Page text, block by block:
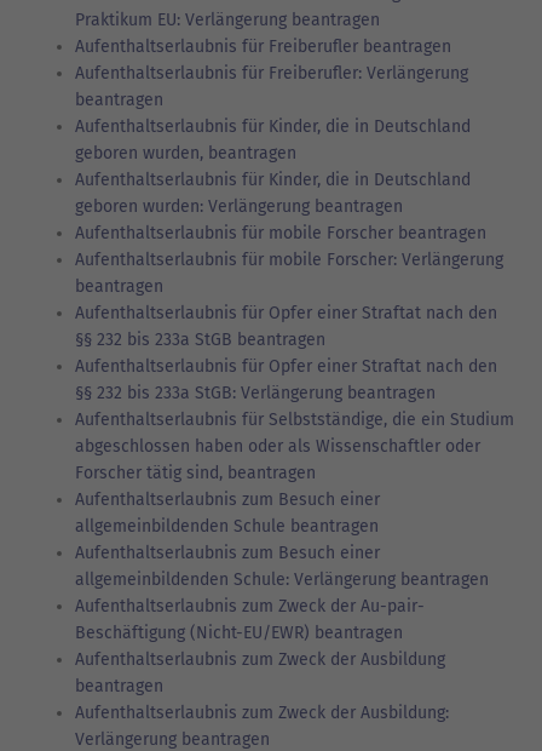
Praktikum EU: Verlängerung beantragen
Aufenthaltserlaubnis für Freiberufler beantragen
Aufenthaltserlaubnis für Freiberufler: Verlängerung
beantragen
Aufenthaltserlaubnis für Kinder, die in Deutschland
geboren wurden, beantragen
Aufenthaltserlaubnis für Kinder, die in Deutschland
geboren wurden: Verlängerung beantragen
Aufenthaltserlaubnis für mobile Forscher beantragen
Aufenthaltserlaubnis für mobile Forscher: Verlängerung
beantragen
Aufenthaltserlaubnis für Opfer einer Straftat nach den
§§ 232 bis 233a StGB beantragen
Aufenthaltserlaubnis für Opfer einer Straftat nach den
§§ 232 bis 233a StGB: Verlängerung beantragen
Aufenthaltserlaubnis für Selbstständige, die ein Studium
abgeschlossen haben oder als Wissenschaftler oder
Forscher tätig sind, beantragen
Aufenthaltserlaubnis zum Besuch einer
allgemeinbildenden Schule beantragen
Aufenthaltserlaubnis zum Besuch einer
allgemeinbildenden Schule: Verlängerung beantragen
Aufenthaltserlaubnis zum Zweck der Au-pair-
Beschäftigung (Nicht-EU/EWR) beantragen
Aufenthaltserlaubnis zum Zweck der Ausbildung
beantragen
Aufenthaltserlaubnis zum Zweck der Ausbildung:
Verlängerung beantragen